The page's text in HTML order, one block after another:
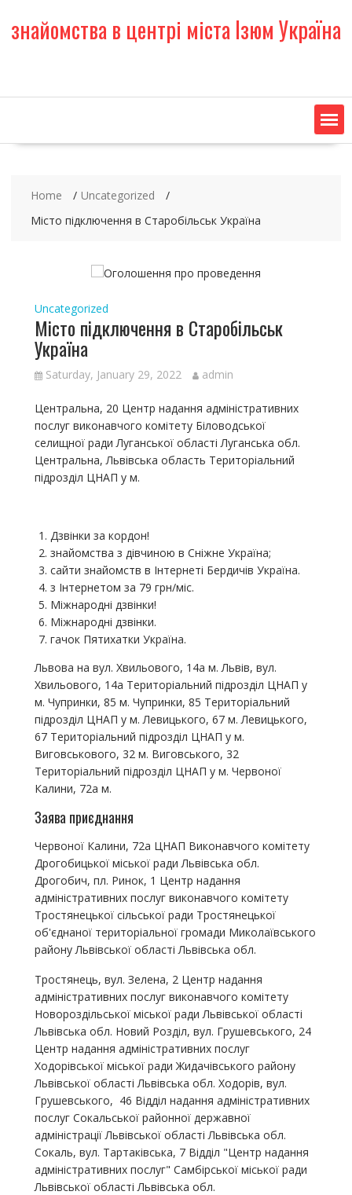
o
n
знайомства в центрі міста Ізюм Україна
Home
Uncategorized
Місто підключення в Старобільськ Україна
Uncategorized
Місто підключення в Старобільськ
Україна
Saturday, January 29, 2022 admin
Центральна, 20 Центр надання адміністративних
послуг виконавчого комітету Біловодської
селищної ради Луганської області Луганська обл.
Центральна, Львівська область Територіальний
підрозділ ЦНАП у м.
Дзвінки за кордон!
знайомства з дівчиною в Сніжне Україна;
сайти знайомств в Інтернеті Бердичів Україна.
з Інтернетом за 79 грн/міс.
Міжнародні дзвінки!
Міжнародні дзвінки.
гачок Пятихатки Україна.
Львова на вул. Хвильового, 14а м. Львів, вул.
Хвильового, 14а Територіальний підрозділ ЦНАП у
м. Чупринки, 85 м. Чупринки, 85 Територіальний
підрозділ ЦНАП у м. Левицького, 67 м. Левицького,
67 Територіальний підрозділ ЦНАП у м.
Виговськового, 32 м. Виговського, 32
Територіальний підрозділ ЦНАП у м. Червоної
Калини, 72а м.
Заява приєднання
Червоної Калини, 72а ЦНАП Виконавчого комітету
Дрогобицької міської ради Львівська обл.
Дрогобич, пл. Ринок, 1 Центр надання
адміністративних послуг виконавчого комітету
Тростянецької сільської ради Тростянецької
об'єднаної територіальної громади Миколаївського
району Львівської області Львівська обл.
Тростянець, вул. Зелена, 2 Центр надання
адміністративних послуг виконавчого комітету
Новороздільської міської ради Львівської області
Львівська обл. Новий Розділ, вул. Грушевського, 24
Центр надання адміністративних послуг
Ходорівської міської ради Жидачівського району
Львівської області Львівська обл. Ходорів, вул.
Грушевського, 46 Відділ надання адміністративних
послуг Сокальської районної державної
адміністрації Львівської області Львівська обл.
Сокаль, вул. Тартаківська, 7 Відділ "Центр надання
адміністративних послуг" Самбірської міської ради
Львівської області Львівська обл.